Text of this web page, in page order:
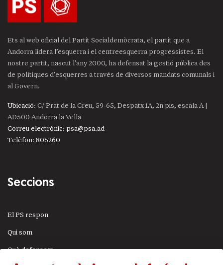
Ets al web oficial del Partit Socialdemòcrata, el partit que a
Andorra lidera l’esquerra i el centreesquerra progressistes. El
nostre partit, nascut l’any 2000, ha defensat la gestió pública des
de polítiques d’esquerres a través de diversos mandats comunals i
al Govern.
Ubicació: C/ Prat de la Creu, 59-65, Despatx 1A, 2n pis, escala A |
AD500 Andorra la Vella
Correu electrònic: psa@psa.ad
Telèfon: 805260
Seccions
El PS respon
Qui som
Què defensem